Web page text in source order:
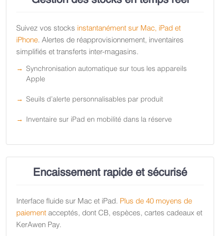
Suivez vos stocks instantanément sur Mac, iPad et
iPhone. Alertes de réapprovisionnement, inventaires
simplifiés et transferts inter-magasins.
Synchronisation automatique sur tous les appareils
Apple
Seuils d’alerte personnalisables par produit
Inventaire sur iPad en mobilité dans la réserve
Encaissement rapide et sécurisé
Interface fluide sur Mac et iPad. Plus de 40 moyens de
paiement acceptés, dont CB, espèces, cartes cadeaux et
KerAwen Pay.